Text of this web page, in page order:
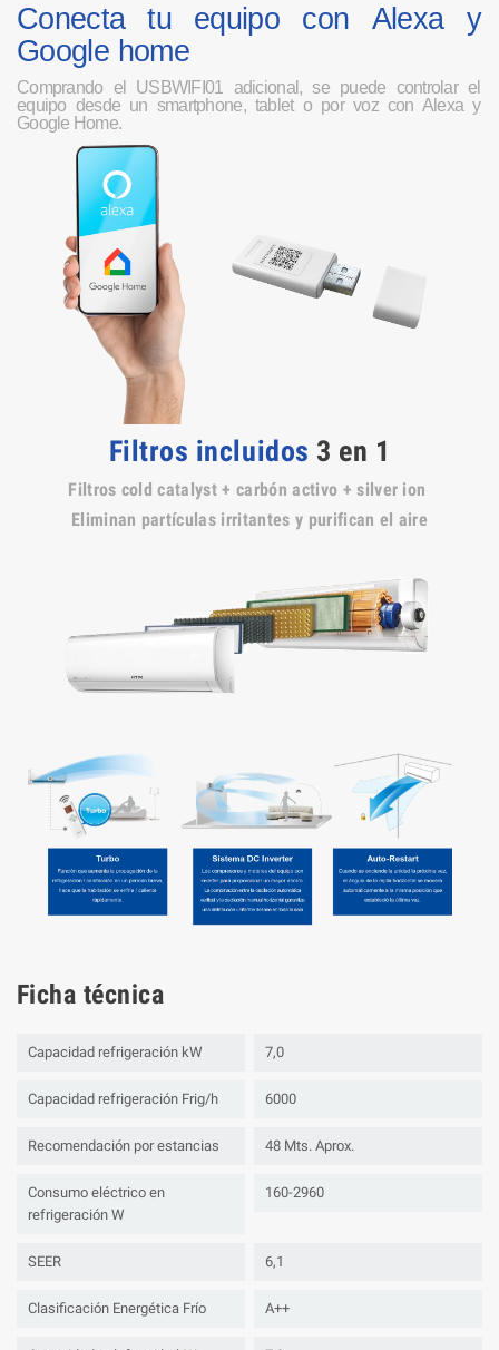
Conecta tu equipo con Alexay
Goog e home
Comprando el USBWIFI01 adicional, se puede controlar el
equipo desde un smartphone, tablet o por voz con Alexa y
Google Home.
Filtros incluidos 3 en 1
Filtros cold catalyst + carbón activo + silver ion
Eliminan partículas irritantes y purifican el aire
Ficha técnica
Capacidad refrigeración kW 7,0
Capacidad refrigeración Frig/h 6000
Recomendación por estancias 48 Mts. Aprox.
Consumo eléctrico en
refrigeración W
160-2960
SEER 6,1
Clasificación Energética Frío A++